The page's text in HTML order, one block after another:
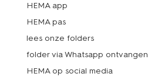
HEMA app
HEMA pas
lees onze folders
folder via Whatsapp ontvangen
HEMA op social media